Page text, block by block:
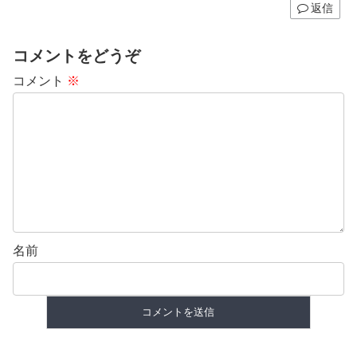
返信
コメントをどうぞ
コメント ※
名前